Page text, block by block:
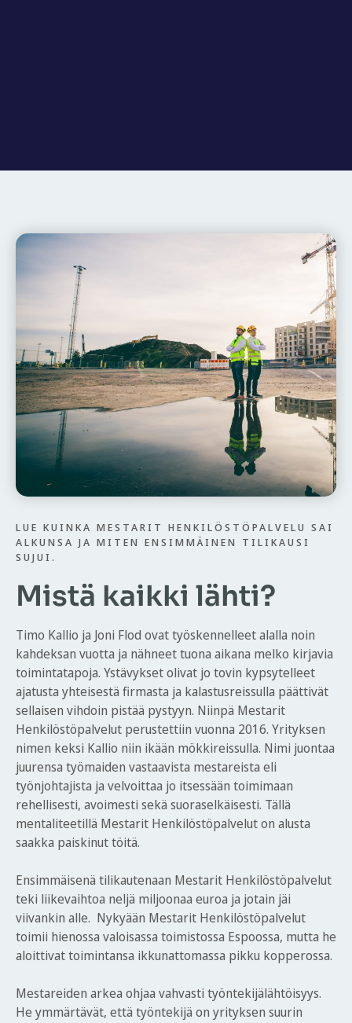
LUE KUINKA MESTARIT HENKILÖSTÖPALVELU SAI
ALKUNSA JA MITEN ENSIMMÄINEN TILIKAUSI
SUJUI.
Mistä kaikki lähti?
Timo Kallio ja Joni Flod ovat työskennelleet alalla noin
kahdeksan vuotta ja nähneet tuona aikana melko kirjavia
toimintatapoja. Ystävykset olivat jo tovin kypsytelleet
ajatusta yhteisestä firmasta ja kalastusreissulla päättivät
sellaisen vihdoin pistää pystyyn. Niinpä Mestarit
Henkilöstöpalvelut perustettiin vuonna 2016. Yrityksen
nimen keksi Kallio niin ikään mökkireissulla. Nimi juontaa
juurensa työmaiden vastaavista mestareista eli
työnjohtajista ja velvoittaa jo itsessään toimimaan
rehellisesti, avoimesti sekä suoraselkäisesti. Tällä
mentaliteetillä Mestarit Henkilöstöpalvelut on alusta
saakka paiskinut töitä.
Ensimmäisenä tilikautenaan Mestarit Henkilöstöpalvelut
teki liikevaihtoa neljä miljoonaa euroa ja jotain jäi
viivankin alle. Nykyään Mestarit Henkilöstöpalvelut
toimii hienossa valoisassa toimistossa Espoossa, mutta he
aloittivat toimintansa ikkunattomassa pikku kopperossa.
Mestareiden arkea ohjaa vahvasti työntekijälähtöisyys.
He ymmärtävät, että työntekijä on yrityksen suurin